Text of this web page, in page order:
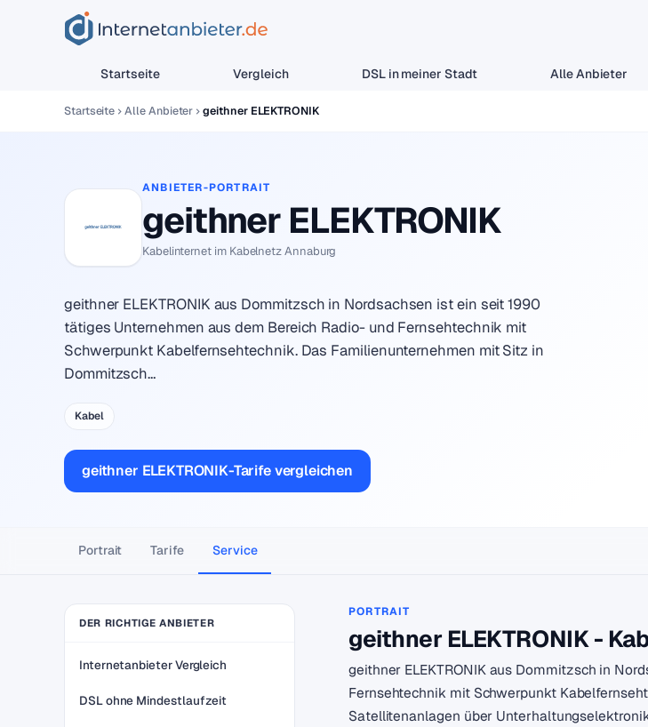
Startseite Vergleich DSL in meiner Stadt Alle Anbieter
Startseite Alle Anbieter geithner ELEKTRONIK
ANBIETER-PORTRAIT
geithner ELEKTRONIK
Kabelinternet im Kabelnetz Annaburg
geithner ELEKTRONIK aus Dommitzsch in Nordsachsen ist ein seit 1990
tätiges Unternehmen aus dem Bereich Radio- und Fernsehtechnik mit
Schwerpunkt Kabelfernsehtechnik. Das Familienunternehmen mit Sitz in
Dommitzsch…
Kabel
geithner ELEKTRONIK-Tarife vergleichen
Portrait Tarife Service
DER RICHTIGE ANBIETER
Internetanbieter Vergleich
DSL ohne Mindestlaufzeit
PORTRAIT
geithner ELEKTRONIK -
geithner ELEKTRONIK aus Dommitzsch in
Fernsehtechnik mit Schwerpunkt
Satellitenanlagen über